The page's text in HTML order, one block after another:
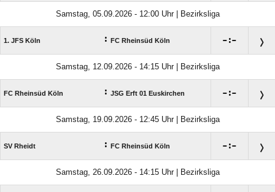
Samstag, 05.09.2026 - 12:00 Uhr | Bezirksliga
1. JFS Köln : FC Rheinsüd Köln :
Samstag, 12.09.2026 - 14:15 Uhr | Bezirksliga
FC Rheinsüd Köln : JSG Erft 01 Euskirchen :
Samstag, 19.09.2026 - 12:45 Uhr | Bezirksliga
SV Rheidt : FC Rheinsüd Köln :
Samstag, 26.09.2026 - 14:15 Uhr | Bezirksliga